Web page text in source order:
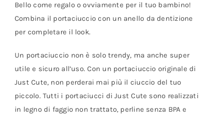
Bello come regalo o ovviamente per il tuo bambino!
Combina il portaciuccio con un anello da dentizione
per completare il look.
Un portaciuccio non è solo trendy, ma anche super
utile e sicuro all’uso. Con un portaciuccio originale di
Just Cute, non perderai mai più il ciuccio del tuo
piccolo. Tutti i portaciucci di Just Cute sono realizzati
in legno di faggio non trattato, perline senza BPA e